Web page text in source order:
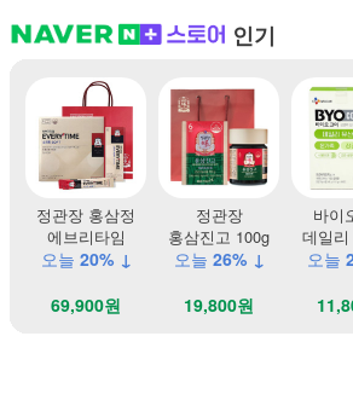
인기
정관장 홍삼정
에브리타임
오늘 20% ↓
69,900원
정관장
홍삼진고 100g
오늘 26% ↓
19,800원
바이
데일
오늘